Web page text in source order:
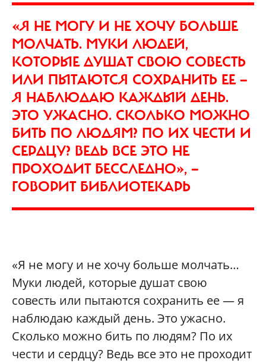
«Я НЕ МОГУ И НЕ ХОЧУ БОЛЬШЕ
МОЛЧАТЬ. МУКИ ЛЮДЕЙ,
КОТОРЫЕ ДУШАТ СВОЮ СОВЕСТЬ
ИЛИ ПЫТАЮТСЯ СОХРАНИТЬ ЕЕ —
Я НАБЛЮДАЮ КАЖДЫЙ ДЕНЬ.
ЭТО УЖАСНО. СКОЛЬКО МОЖНО
БИТЬ ПО ЛЮДЯМ? ПО ИХ ЧЕСТИ И
СЕРДЦУ? ВЕДЬ ВСЕ ЭТО НЕ
ПРОХОДИТ БЕССЛЕДНО», —
ГОВОРИТ БИБЛИОТЕКАРЬ
«Я не могу и не хочу больше молчать…
Муки людей, которые душат свою
совесть или пытаются сохранить ее — я
наблюдаю каждый день. Это ужасно.
Сколько можно бить по людям? По их
чести и сердцу? Ведь все это не проходит